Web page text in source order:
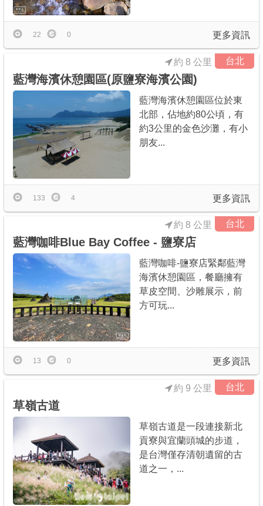
更多資訊
22 0
台北
約 8 公里
藍灣海濱休憩園區(原鹽寮海濱公園)
藍灣海濱休憩園區位於東
北部，佔地約80公頃，有
約3公里的金色沙灘，有小
朋友...
更多資訊
133 4
台北
約 8 公里
藍灣咖啡Blue Bay Coffee - 鹽寮店
藍灣咖啡-鹽寮店緊鄰藍灣
海濱休憩園區，餐廳擁有
草皮空間、沙雕展示，前
方可玩...
更多資訊
13 0
台北
約 9 公里
草嶺古道
草嶺古道是一段連接新北
貢寮與宜蘭頭城的步道，
是台灣僅存清朝遺留的古
道之一，...